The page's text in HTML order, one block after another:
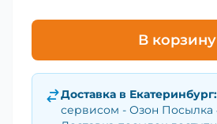
В корзину
Доставка в Екатеринбург:
сервисом - Озон Посылка